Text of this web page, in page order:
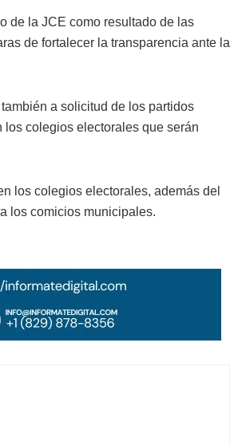
de la JCE como resultado de las
de fortalecer la transparencia ante la
a solicitud de los partidos
colegios electorales que serán
los colegios electorales, además del
los comicios municipales.